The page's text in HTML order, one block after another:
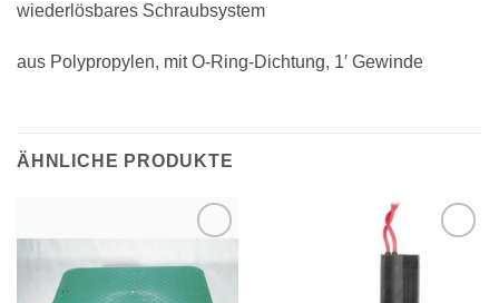
wiederlösbares Schraubsystem
aus Polypropylen, mit O-Ring-Dichtung, 1′ Gewinde
ÄHNLICHE PRODUKTE
Wunschliste
hinzufügen